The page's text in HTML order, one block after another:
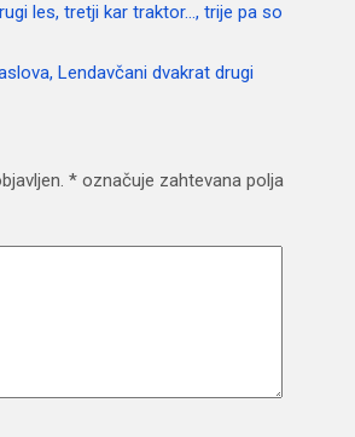
les, tretji kar traktor…, trije pa so
Lendavčani dvakrat drugi
* označuje zahtevana polja